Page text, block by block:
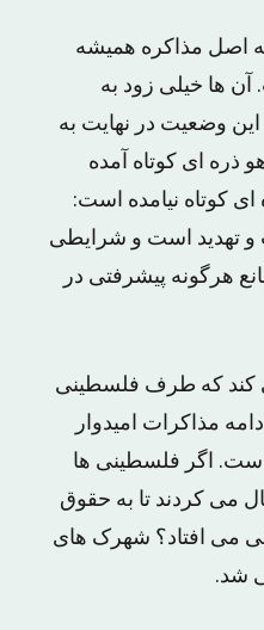
اصل مذاکره همیشه
ها خیلی زود به
این وضعیت در نهایت به
ذره ای کوتاه آمده
کوتاه نیامده است:
و تهدید است و شرایطی
هرگونه پیشرفتی در
می کند که طرف فلسطینی
مذاکرات امیدوار
است. اگر فلسطینی ها
می کردند تا به حقوق
می افتاد؟ شهرک های
شد.